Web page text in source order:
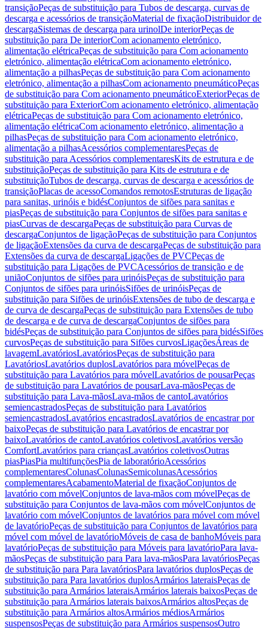
transiçãoPeças de substituição para Tubos de descarga, curvas de
descarga e acessórios de transiçãoMaterial de fixaçãoDistribuidor de
descargaSistemas de descarga para urinolDe interiorPeças de
substituição para De interiorCom acionamento eletrónico,
alimentação elétricaPeças de substituição para Com acionamento
eletrónico, alimentação elétricaCom acionamento eletrónico,
alimentação a pilhasPeças de substituição para Com acionamento
eletrónico, alimentação a pilhasCom acionamento pneumáticoPeças
de substituição para Com acionamento pneumáticoExteriorPeças de
substituição para ExteriorCom acionamento eletrónico, alimentação
elétricaPeças de substituição para Com acionamento eletrónico,
alimentação elétricaCom acionamento eletrónico, alimentação a
pilhasPeças de substituição para Com acionamento eletrónico,
alimentação a pilhasAcessórios complementaresPeças de
substituição para Acessórios complementaresKits de estrutura e de
substituiçãoPeças de substituição para Kits de estrutura e de
substituiçãoTubos de descarga, curvas de descarga e acessórios de
transiçãoPlacas de acessoComandos remotosEstruturas de ligação
para sanitas, urinóis e bidésConjuntos de sifões para sanitas e
piasPeças de substituição para Conjuntos de sifões para sanitas e
piasCurvas de descargaPeças de substituição para Curvas de
descargaConjuntos de ligaçãoPeças de substituição para Conjuntos
de ligaçãoExtensões da curva de descargaPeças de substituição para
Extensões da curva de descargaLigações de PVCPeças de
substituição para Ligações de PVCAcessórios de transição e de
uniãoConjuntos de sifões para urinóisPeças de substituição para
Conjuntos de sifões para urinóisSifões de urinóisPeças de
substituição para Sifões de urinóisExtensões de tubo de descarga e
de curva de descargaPeças de substituição para Extensões de tubo
de descarga e de curva de descargaConjuntos de sifões para
bidésPeças de substituição para Conjuntos de sifões para bidésSifões
curvosPeças de substituição para Sifões curvosLigaçõesÁreas de
lavagemLavatóriosLavatóriosPeças de substituição para
LavatóriosLavatórios duplosLavatórios para móvelPeças de
substituição para Lavatórios para móvelLavatórios de pousarPeças
de substituição para Lavatórios de pousarLava-mãosPeças de
substituição para Lava-mãosLava-mãos de cantoLavatórios
semiencastradosPeças de substituição para Lavatórios
semiencastradosLavatórios encastradosLavatórios de encastrar por
baixoPeças de substituição para Lavatórios de encastrar por
baixoLavatórios de cantoLavatórios coletivosLavatórios versão
ComfortLavatórios para criançasLavatórios coletivosOutras
piasPiasPia multifunçõesPia de laboratórioAcessórios
complementaresColunasColunasSemicolunasAcessórios
complementaresAcabamentoMaterial de fixaçãoConjuntos de
lavatório com móvelConjuntos de lava-mãos com móvelPeças de
substituição para Conjuntos de lava-mãos com móvelConjuntos de
lavatório com móvelConjuntos de lavatórios para móvel com móvel
de lavatórioPeças de substituição para Conjuntos de lavatórios para
móvel com móvel de lavatórioMóveis de casa de banhoMóveis para
lavatórioPeças de substituição para Móveis para lavatórioPara lava-
mãosPeças de substituição para Para lava-mãosPara lavatóriosPeças
de substituição para Para lavatóriosPara lavatórios duplosPeças de
substituição para Para lavatórios duplosArmários lateraisPeças de
substituição para Armários lateraisArmários laterais baixosPeças de
substituição para Armários laterais baixosArmários altosPeças de
substituição para Armários altosArmários médiosArmários
suspensosPeças de substituição para Armários suspensosOutro